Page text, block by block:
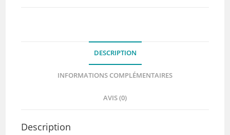
DESCRIPTION
INFORMATIONS COMPLÉMENTAIRES
AVIS (0)
Description